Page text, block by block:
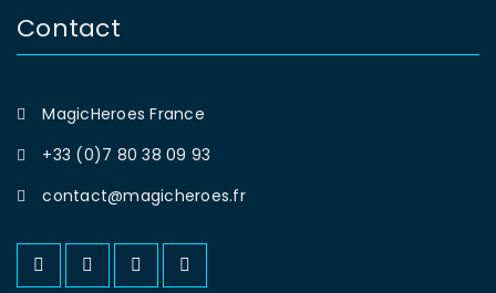
Contact
MagicHeroes France
+33 (0)7 80 38 09 93
contact@magicheroes.fr